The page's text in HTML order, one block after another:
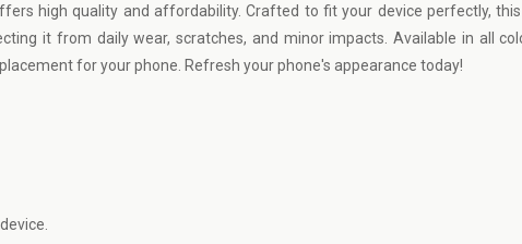
high quality and affordability. Crafted to fit your device perfectly,
it from daily wear, scratches, and minor impacts. Available in all
for your phone. Refresh your phone's appearance today!